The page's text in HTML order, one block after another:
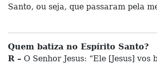
Santo, ou seja, que passaram pela
Quem batiza no Espírito Santo?
R – O Senhor Jesus: “Ele [Jesus]